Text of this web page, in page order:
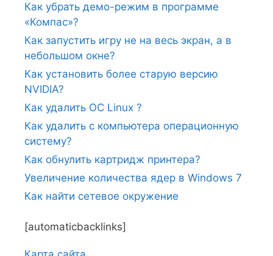
Как убрать демо-режим в программе
«Компас»?
Как запустить игру не на весь экран, а в
небольшом окне?
Как установить более старую версию
NVIDIA?
Как удалить ОС Linux ?
Как удалить с компьютера операционную
систему?
Как обнулить картридж принтера?
Увеличение количества ядер в Windows 7
Как найти сетевое окружение
[automaticbacklinks]